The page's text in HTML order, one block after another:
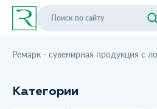
Ремарк - сувенирная продукция с
Категории